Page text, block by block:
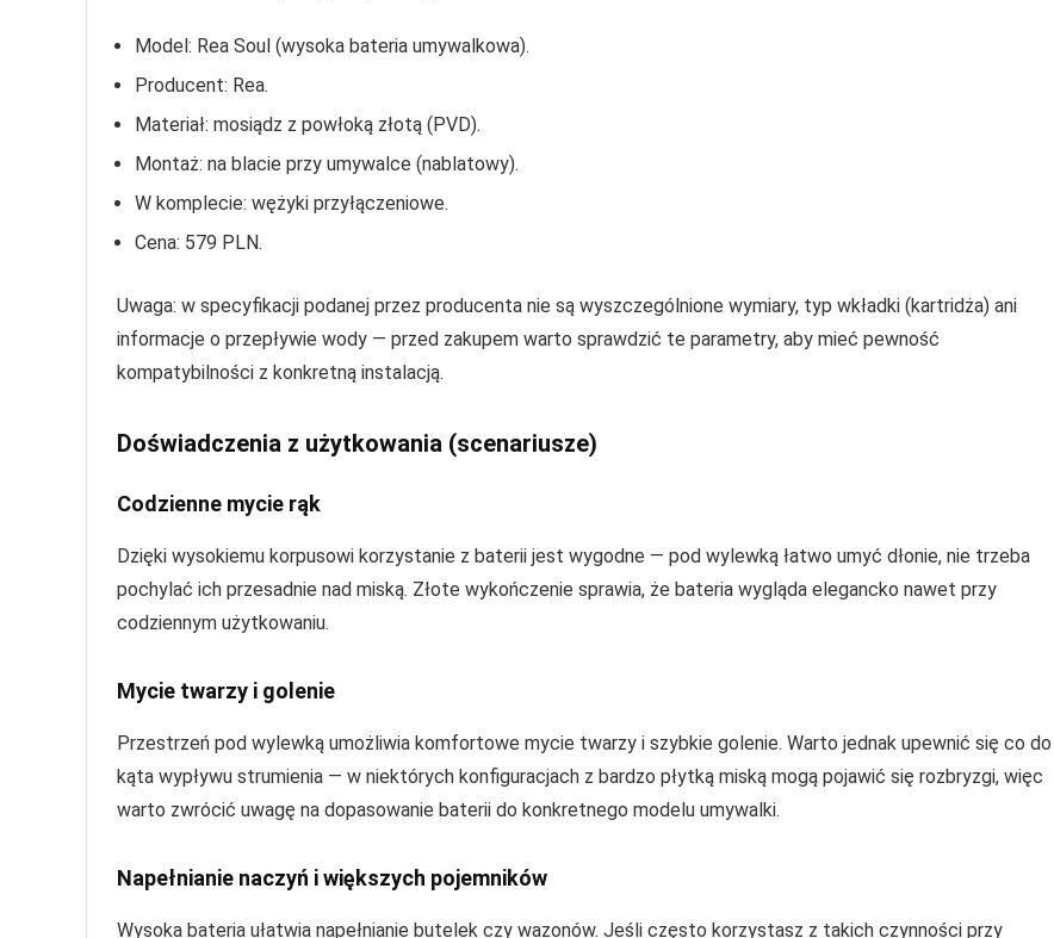
Model: Rea Soul (wysoka bateria umywalkowa).
Producent: Rea.
Materiał: mosiądz z powłoką złotą (PVD).
Montaż: na blacie przy umywalce (nablatowy).
W komplecie: wężyki przyłączeniowe.
Cena: 579 PLN.
Uwaga: w specyfikacji podanej przez producenta nie są wyszczególnione wymiary, typ wkładki (kartridża) ani
informacje o przepływie wody — przed zakupem warto sprawdzić te parametry, aby mieć pewność
kompatybilności z konkretną instalacją.
Doświadczenia z użytkowania (scenariusze)
Codzienne mycie rąk
Dzięki wysokiemu korpusowi korzystanie z baterii jest wygodne — pod wylewką łatwo umyć dłonie, nie trzeba
pochylać ich przesadnie nad miską. Złote wykończenie sprawia, że bateria wygląda elegancko nawet przy
codziennym użytkowaniu.
Mycie twarzy i golenie
Przestrzeń pod wylewką umożliwia komfortowe mycie twarzy i szybkie golenie. Warto jednak upewnić się co do
kąta wypływu strumienia — w niektórych konfiguracjach z bardzo płytką miską mogą pojawić się rozbryzgi, więc
warto zwrócić uwagę na dopasowanie baterii do konkretnego modelu umywalki.
Napełnianie naczyń i większych pojemników
Wysoka bateria ułatwia napełnianie butelek czy wazonów. Jeśli często korzystasz z takich czynności przy